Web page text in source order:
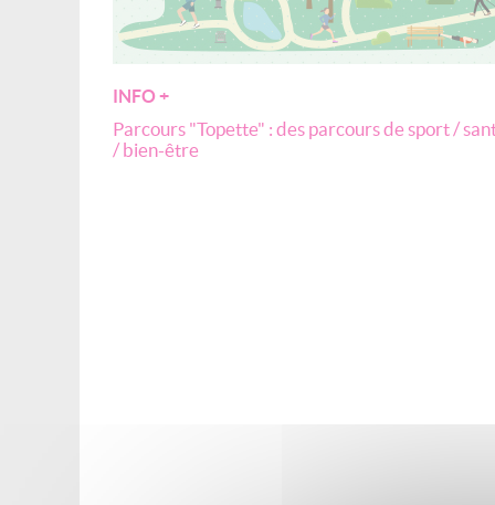
INFO +
Parcours "Topette" : des parcours de sport /
/ bien-être